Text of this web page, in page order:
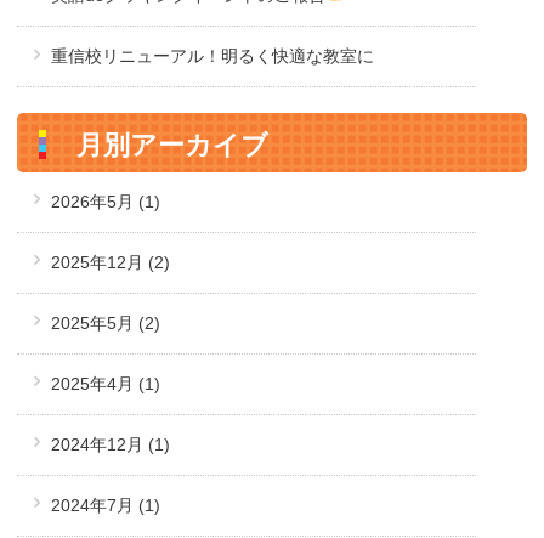
重信校リニューアル！明るく快適な教室に
月別アーカイブ
2026年5月 (1)
2025年12月 (2)
2025年5月 (2)
2025年4月 (1)
2024年12月 (1)
2024年7月 (1)